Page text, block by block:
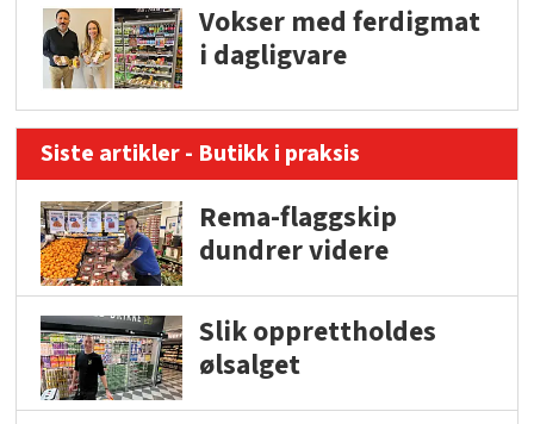
Vokser med ferdigmat
i dagligvare
Siste artikler - Butikk i praksis
Rema-flaggskip
dundrer videre
Slik opprettholdes
ølsalget